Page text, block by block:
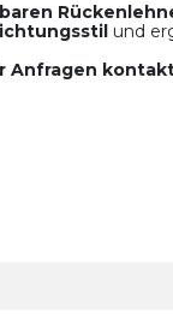
und
Anfragen